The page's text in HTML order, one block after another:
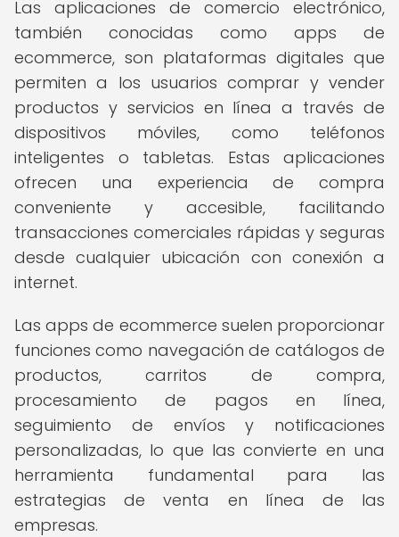
Las aplicaciones de comercio electrónico,
también conocidas como apps de
ecommerce, son plataformas digitales que
permiten a los usuarios comprar y vender
productos y servicios en línea a través de
dispositivos móviles, como teléfonos
inteligentes o tabletas. Estas aplicaciones
ofrecen una experiencia de compra
conveniente y accesible, facilitando
transacciones comerciales rápidas y seguras
desde cualquier ubicación con conexión a
internet.
Las apps de ecommerce suelen proporcionar
funciones como navegación de catálogos de
productos, carritos de compra,
procesamiento de pagos en línea,
seguimiento de envíos y notificaciones
personalizadas, lo que las convierte en una
herramienta fundamental para las
estrategias de venta en línea de las
empresas.